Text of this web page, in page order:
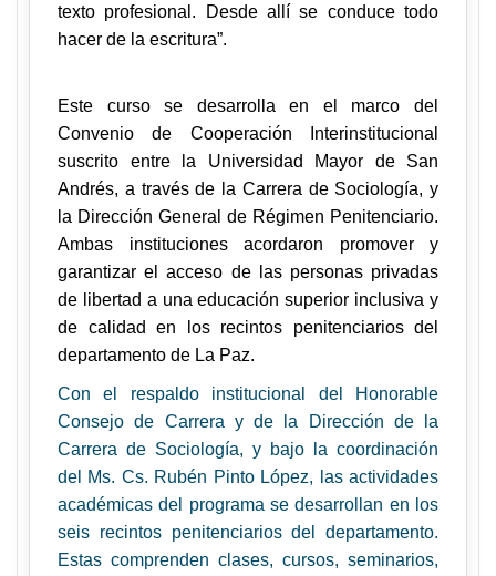
texto profesional. Desde allí se conduce todo
hacer de la escritura”.
Este curso se desarrolla en el marco del
Convenio de Cooperación Interinstitucional
suscrito entre la Universidad Mayor de San
Andrés, a través de la Carrera de Sociología, y
la Dirección General de Régimen Penitenciario.
Ambas instituciones acordaron promover y
garantizar el acceso de las personas privadas
de libertad a una educación superior inclusiva y
de calidad en los recintos penitenciarios del
departamento de La Paz.
Con el respaldo institucional del Honorable
Consejo de Carrera y de la Dirección de la
Carrera de Sociología, y bajo la coordinación
del Ms. Cs. Rubén Pinto López, las actividades
académicas del programa se desarrollan en los
seis recintos penitenciarios del departamento.
Estas comprenden clases, cursos, seminarios,